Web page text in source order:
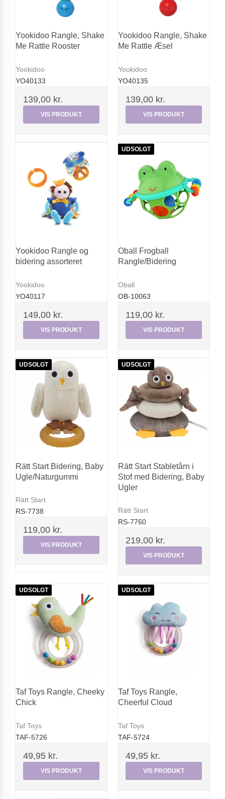
Yookidoo Rangle, Shake
Me Rattle Rooster
Yookidoo
YO40133
139,00 kr.
VIS PRODUKT
Yookidoo Rangle, Shake
Me Rattle Æsel
Yookidoo
YO40135
139,00 kr.
VIS PRODUKT
Yookidoo Rangle og
bidering assorteret
Yookidoo
YO40117
149,00 kr.
VIS PRODUKT
UDSOLGT
Oball Frogball
Rangle/Bidering
Oball
OB-10063
119,00 kr.
VIS PRODUKT
UDSOLGT
Rätt Start Bidering, Baby
Ugle/Naturgummi
Rätt Start
RS-7738
119,00 kr.
VIS PRODUKT
UDSOLGT
Rätt Start Stabletårn i
Stof med Bidering, Baby
Ugler
Rätt Start
RS-7760
219,00 kr.
VIS PRODUKT
UDSOLGT
Taf Toys Rangle, Cheeky
Chick
Taf Toys
TAF-5726
49,95 kr.
VIS PRODUKT
UDSOLGT
Taf Toys Rangle,
Cheerful Cloud
Taf Toys
TAF-5724
49,95 kr.
VIS PRODUKT